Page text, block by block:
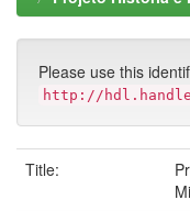
Please use this
http://
Title: